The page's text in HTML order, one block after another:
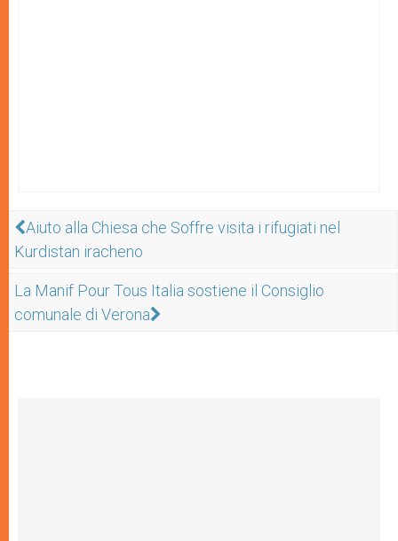
Aiuto alla Chiesa che Soffre visita i rifugiati nel
Kurdistan iracheno
La Manif Pour Tous Italia sostiene il Consiglio
comunale di Verona